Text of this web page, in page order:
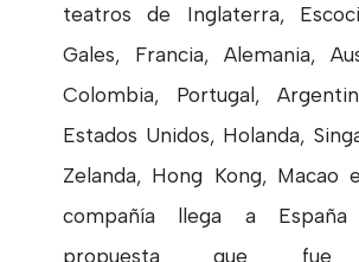
teatros de Inglaterra,
Gales, Francia, Alemania,
Colombia, Portugal,
Estados Unidos, Holanda,
Zelanda, Hong Kong, Macao
compañía llega a
propuesta que fue